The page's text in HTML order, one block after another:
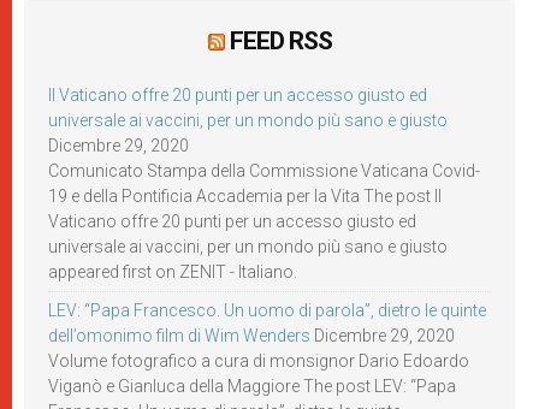
FEED RSS
Il Vaticano offre 20 punti per un accesso giusto ed
universale ai vaccini, per un mondo più sano e giusto
Dicembre 29, 2020
Comunicato Stampa della Commissione Vaticana Covid-
19 e della Pontificia Accademia per la Vita The post Il
Vaticano offre 20 punti per un accesso giusto ed
universale ai vaccini, per un mondo più sano e giusto
appeared first on ZENIT - Italiano.
LEV: “Papa Francesco. Un uomo di parola”, dietro le quinte
dell’omonimo film di Wim Wenders Dicembre 29, 2020
Volume fotografico a cura di monsignor Dario Edoardo
Viganò e Gianluca della Maggiore The post LEV: “Papa